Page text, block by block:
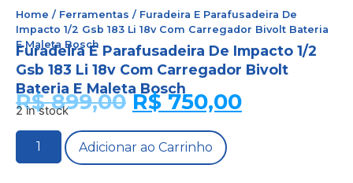
Home / Ferramentas / Furadeira E Parafusadeira De
Impacto 1/2 Gsb 183 Li 18v Com Carregador Bivolt Bateria
E Maleta Bosch
Furadeira E Parafusadeira De Impacto 1/2
Gsb 183 Li 18v Com Carregador Bivolt
Bateria E Maleta Bosch
R$899,00 R$750,00
2 in stock
Adicionar ao Carrinho